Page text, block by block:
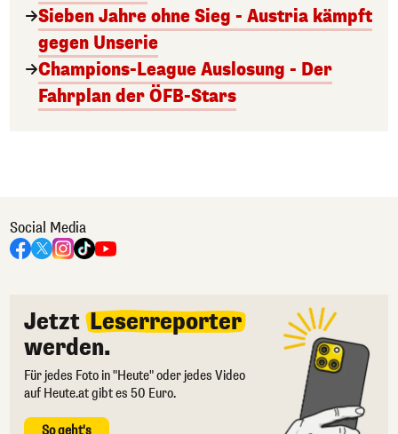
Sieben Jahre ohne Sieg - Austria kämpft
gegen Unserie
Champions-League Auslosung - Der
Fahrplan der ÖFB-Stars
Social Media
Jetzt Leserreporter
werden.
Für jedes Foto in "Heute" oder jedes Video
auf Heute.at gibt es 50 Euro.